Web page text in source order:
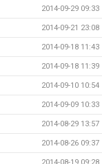
2014-09-29 09:33
2014-09-21 23:08
2014-09-18 11:43
2014-09-18 11:39
2014-09-10 10:54
2014-09-09 10:33
2014-08-29 13:57
2014-08-26 09:37